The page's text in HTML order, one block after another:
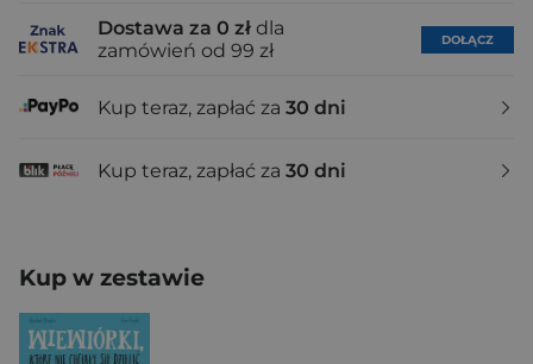
Dostawa za 0 zł dla
zamówień od 99 zł
DOŁĄCZ
Kup teraz, zapłać za 30 dni
Kup teraz, zapłać za 30 dni
Kup w zestawie